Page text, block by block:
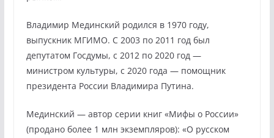
Владимир Мединский родился в 1970 году,
выпускник МГИМО. С 2003 по 2011 год был
депутатом Госдумы, с 2012 по 2020 год —
министром культуры, с 2020 года — помощник
президента России Владимира Путина.
Мединский — автор серии книг «Мифы о России»
(продано более 1 млн экземпляров): «О русском